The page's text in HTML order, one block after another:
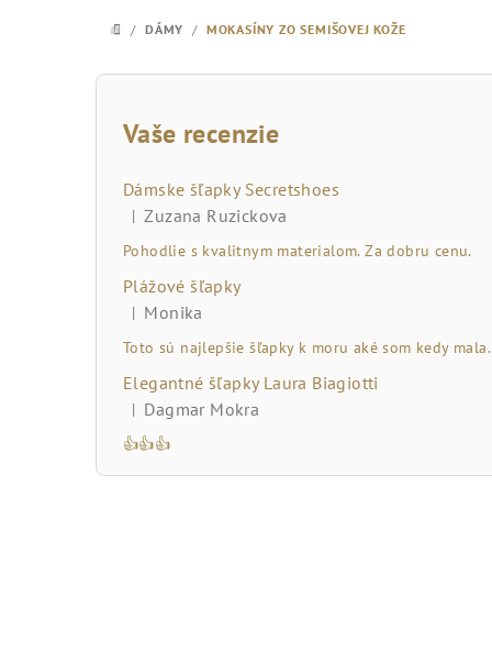
DOMOV
/ DÁMY / MOKASÍNY ZO SEMIŠOVEJ KOŽE
B
l
Vaše recenzie
Dámske šľapky Secretshoes
Hodnotenie produktu je 5 z 5 hviezdičiek.
| Zuzana Ruzickova
Pohodlie s kvalitnym materialom. Za dobru cenu.
Plážové šľapky
Hodnotenie produktu je 5 z 5 hviezdičiek.
| Monika
Toto sú najlepšie šľapky k moru aké som kedy mala.
Elegantné šľapky Laura Biagiotti
Hodnotenie produktu je 5 z 5 hviezdičiek.
| Dagmar Mokra
👍👍👍